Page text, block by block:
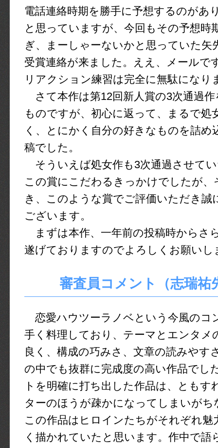
電話連絡時期を勝手に予想するのがあ
と思っていますが、今回もその予想時
ぎ、まーしゃーないかと思っていた矢
受賞連絡が来ました。ええ、メールで
リアクション練習は完全に無駄になり
さて本作は第12回新人賞の3次通過
ものですが、初心に返って、まるで処
く、とにかく自分の好きなものを詰め
稿でした。
そういえば処女作も3次通過させて
この賞にこだわるきっかけでしたが、
き、このような賞でご評価いただき誠
ございます。
まずは本作、一年前の投稿時からさ
遂げておりますのでよろしくお願いし
審査員コメント（志瑞祐
恋愛ハウツーラノベという今風のコ
手く料理しており、テーマとエンタメ
良く、構成の巧みさ、文章の読みやす
の中でも抜群に完成度の高い作品でし
トを明確に打ち出した作品は、ともす
ターのほうが疎かになってしまいがち
この作品はヒロインたちがそれぞれ魅
く描かれていたと思います。作中で語